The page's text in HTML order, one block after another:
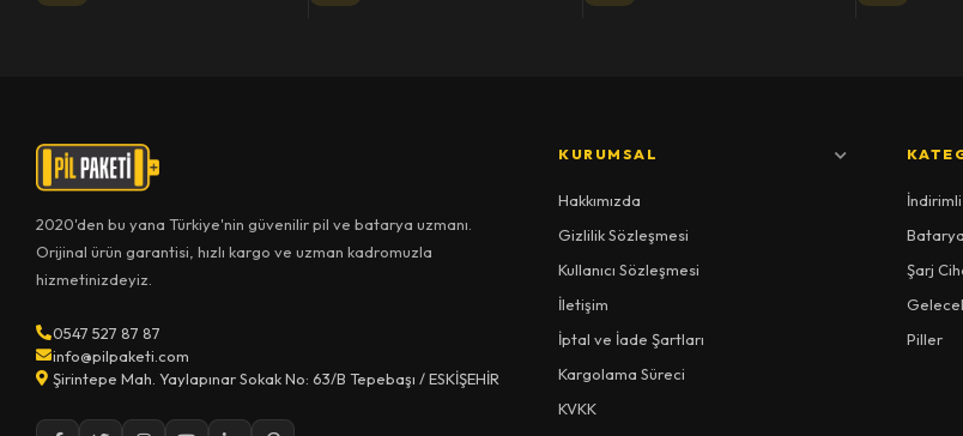
2020'den bu yana Türkiye'nin güvenilir pil ve batarya uzmanı.
Orijinal ürün garantisi, hızlı kargo ve uzman kadromuzla
hizmetinizdeyiz.
0547 527 87 87
info@pilpaketi.com
Şirintepe Mah. Yaylapınar Sokak No: 63/B Tepebaşı / ESKİŞEHİR
KURUMSAL
Hakkımızda
Gizlilik Sözleşmesi
Kullanıcı Sözleşmesi
İletişim
İptal ve İade Şartları
Kargolama Süreci
KVKK
Şarj
Piller